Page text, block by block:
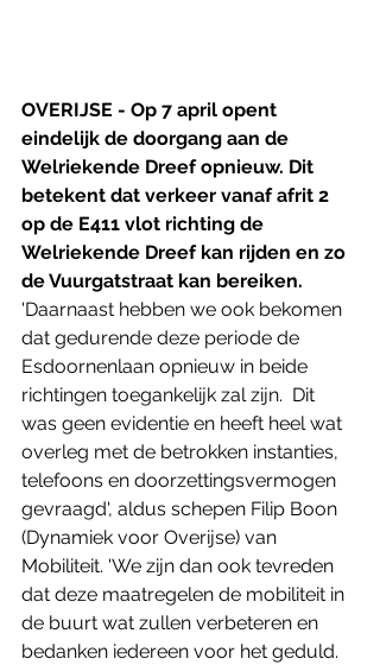
OVERIJSE - Op 7 april opent
eindelijk de doorgang aan de
Welriekende Dreef opnieuw. Dit
betekent dat verkeer vanaf afrit 2
op de E411 vlot richting de
Welriekende Dreef kan rijden en zo
de Vuurgatstraat kan bereiken.
'Daarnaast hebben we ook bekomen
dat gedurende deze periode de
Esdoornenlaan opnieuw in beide
richtingen toegankelijk zal zijn.  Dit
was geen evidentie en heeft heel wat
overleg met de betrokken instanties,
telefoons en doorzettingsvermogen
gevraagd', aldus schepen Filip Boon
(Dynamiek voor Overijse) van
Mobiliteit. 'We zijn dan ook tevreden
dat deze maatregelen de mobiliteit in
de buurt wat zullen verbeteren en
bedanken iedereen voor het geduld.